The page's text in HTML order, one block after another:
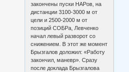
закончены пуски НАРов, на
дистанции 3100-3000 м от
цели и 2500-2000 м от
позиций СОБРа, Левченко
начал левый разворот со
снижением. В этот же момент
Брызгалов доложил: «Работу
закончил, маневр». Сразу
после доклада Брызгалова